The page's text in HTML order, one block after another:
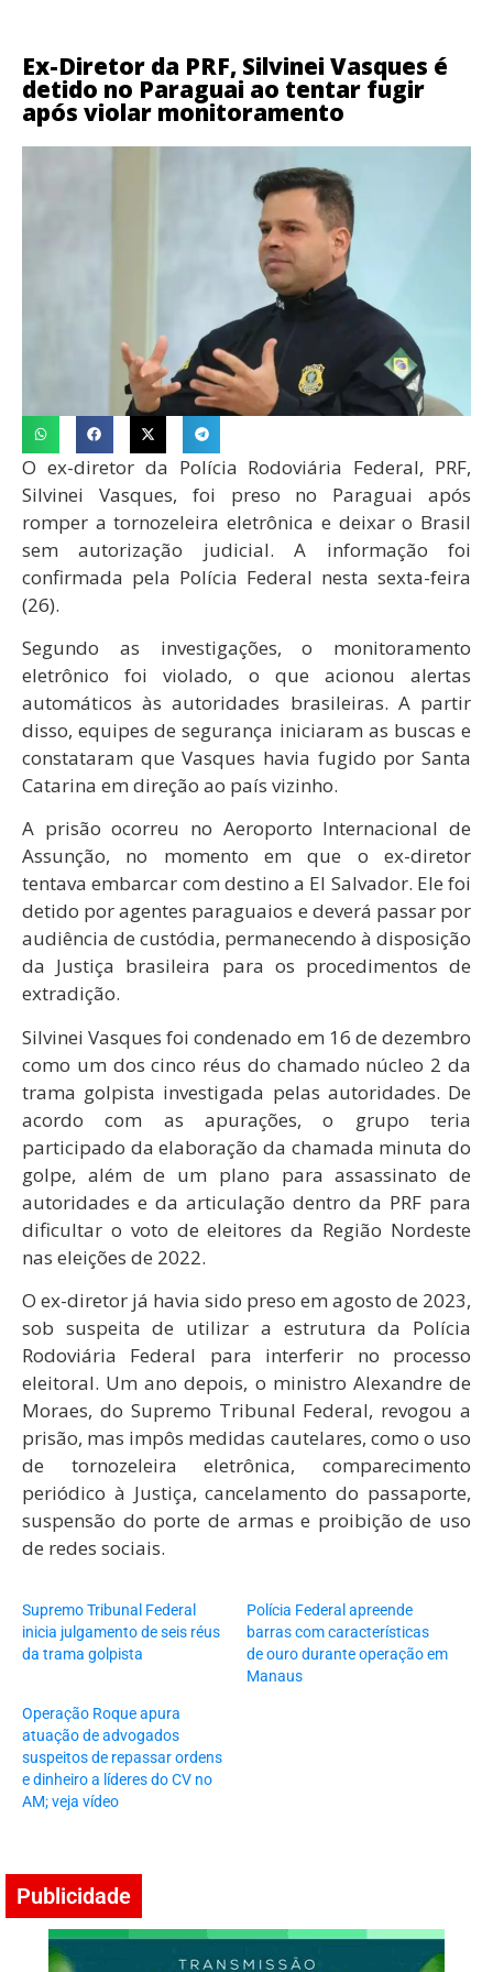
Ex-Diretor da PRF, Silvinei Vasques é
detido no Paraguai ao tentar fugir
após violar monitoramento
O ex-diretor da Polícia Rodoviária Federal, PRF,
Silvinei Vasques, foi preso no Paraguai após
romper a tornozeleira eletrônica e deixar o Brasil
sem autorização judicial. A informação foi
confirmada pela Polícia Federal nesta sexta-feira
(26).
Segundo as investigações, o monitoramento
eletrônico foi violado, o que acionou alertas
automáticos às autoridades brasileiras. A partir
disso, equipes de segurança iniciaram as buscas e
constataram que Vasques havia fugido por Santa
Catarina em direção ao país vizinho.
A prisão ocorreu no Aeroporto Internacional de
Assunção, no momento em que o ex-diretor
tentava embarcar com destino a El Salvador. Ele foi
detido por agentes paraguaios e deverá passar por
audiência de custódia, permanecendo à disposição
da Justiça brasileira para os procedimentos de
extradição.
Silvinei Vasques foi condenado em 16 de dezembro
como um dos cinco réus do chamado núcleo 2 da
trama golpista investigada pelas autoridades. De
acordo com as apurações, o grupo teria
participado da elaboração da chamada minuta do
golpe, além de um plano para assassinato de
autoridades e da articulação dentro da PRF para
dificultar o voto de eleitores da Região Nordeste
nas eleições de 2022.
O ex-diretor já havia sido preso em agosto de 2023,
sob suspeita de utilizar a estrutura da Polícia
Rodoviária Federal para interferir no processo
eleitoral. Um ano depois, o ministro Alexandre de
Moraes, do Supremo Tribunal Federal, revogou a
prisão, mas impôs medidas cautelares, como o uso
de tornozeleira eletrônica, comparecimento
periódico à Justiça, cancelamento do passaporte,
suspensão do porte de armas e proibição de uso
de redes sociais.
Supremo Tribunal Federal
inicia julgamento de seis réus
da trama golpista
Polícia Federal apreende
barras com características
de ouro durante operação em
Manaus
Operação Roque apura
atuação de advogados
suspeitos de repassar ordens
e dinheiro a líderes do CV no
AM; veja vídeo
Publicidade